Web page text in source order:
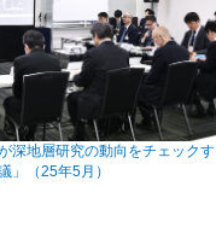
深地層研究の動向をチェックす
」（25年5月）